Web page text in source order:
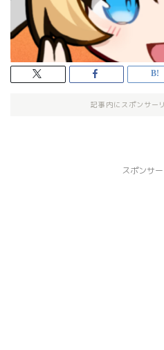
記事内にスポンサー
スポンサ